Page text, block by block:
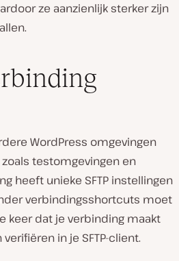
ze aanzienlijk sterker zijn
WordPress omgevingen
testomgevingen en
heeft unieke SFTP instellingen
verbindingsshortcuts moet
keer dat je verbinding maakt
in je SFTP-client.